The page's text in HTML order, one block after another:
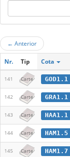
← Anterior
Nr. Tip Cota
141 Carte GOD1.1
142 Carte GRA1.1
143 Carte HAA1.1
144 Carte HAM1.5
145 Carte HAM1.7